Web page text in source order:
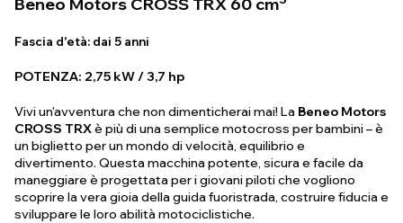
Fascia d'età: dai 5 anni
POTENZA: 2,75 kW / 3,7 hp
Vivi un'avventura che non dimenticherai mai! La Beneo Motors
CROSS TRXè più di una semplice motocross per bambini – è
un biglietto per un mondo di velocità, equilibrio e
divertimento. Questa macchina potente, sicura e facile da
maneggiare è progettata per i giovani piloti che vogliono
scoprire la vera gioia della guida fuoristrada, costruire fiducia e
sviluppare le loro abilità motociclistiche.